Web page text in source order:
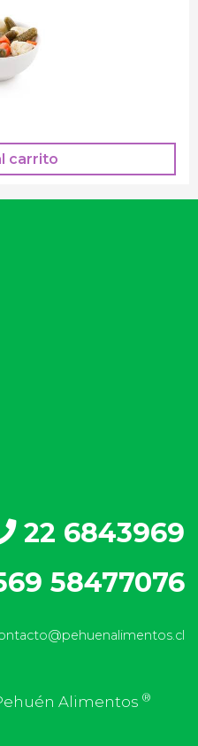
carrito
22 6843969
58477076
Alimentos ®